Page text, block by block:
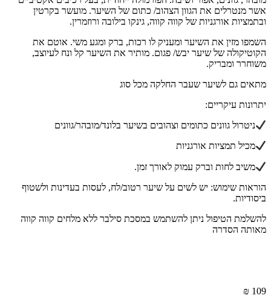
אשר מנטרלים את הגוון הצהוב/ כתום של השיער. מועשר בקרטין
ובתמציות אורגניות של קווה קווה, גינקו בילובה ורוזמרין.
השמפו מזין את השיער ומעניק לו רכות, ברק ומגע משי. אוטם את
הקוטיקולה של שיער יבש/ פגום. מותיר את השיער קל ונח לעיוצב,
משוחרר ומבריק.
מתאים גם לשיער שעבר החלקה מכל סוג
יתרונות עיקריים:
ניטרול גוונים כתומים וצהובים בשיער בלונד/מובהר/גוונים
מכיל תמציות אורגניות
משיב לחות וברק עמוק לאורך זמן.
הוראות שימוש: יש לשים על שיער רטוב/לח, לעסות בעדינות ולשטוף
ביסודיות.
להשלמת הטיפול ניתן להשתמש במסכת סילבר ללא מלחים קווה קווה
מאותה הסדרה
₪ 109